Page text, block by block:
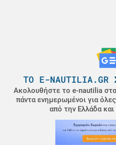
ΤΟ E-NAUTILIA.GR
Ακολουθήστε το e-nautilia
πάντα ενημερωμένοι για όλες
από την Ελλάδα